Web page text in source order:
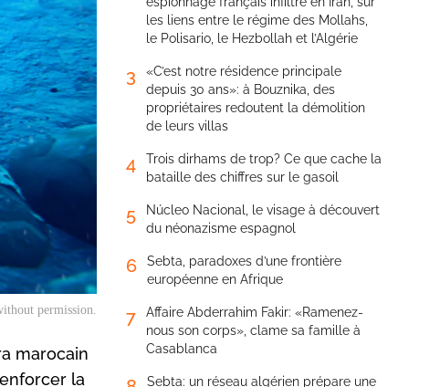
permission.
marocain
la
les liens entre le régime des Mollahs,
le Polisario, le Hezbollah et l’Algérie
3
«C’est notre résidence principale
depuis 30 ans»: à Bouznika, des
propriétaires redoutent la démolition
de leurs villas
4
Trois dirhams de trop? Ce que cache la
bataille des chiffres sur le gasoil
5
Núcleo Nacional, le visage à découvert
du néonazisme espagnol
6
Sebta, paradoxes d’une frontière
européenne en Afrique
7
Affaire Abderrahim Fakir: «Ramenez-
nous son corps», clame sa famille à
Casablanca
Sebta: un réseau algérien prépare une